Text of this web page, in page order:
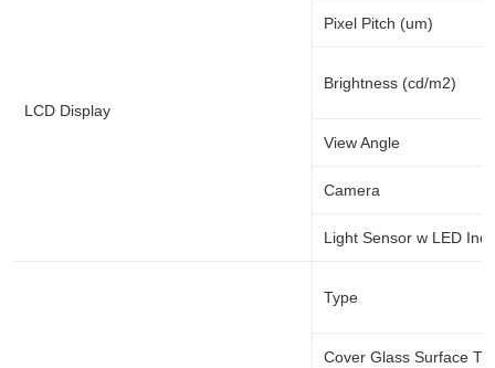
LCD Display
Pixel Pitch (um)
Brightness (cd/m2)
View Angle
Camera
Light Sensor w LED
Type
Cover Glass Surface